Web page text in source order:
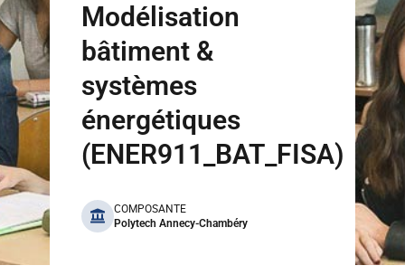
Modélisation
bâtiment &
systèmes
énergétiques
(ENER911_BAT_FISA)
benefits
COMPOSANTE
Polytech Annecy-Chambéry